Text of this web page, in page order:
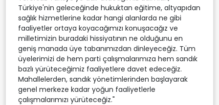
Türkiye'nin geleceğinde hukuktan eğitime, altyapıdan
sağlık hizmetlerine kadar hangi alanlarda ne gibi
faaliyetler ortaya koyacağımızı konuşacağız ve
milletimizin buradaki hissiyatının ne olduğunu en
geniş manada üye tabanımızdan dinleyeceğiz. Tüm
üyelerimizi de hem parti çalışmalarımıza hem sandık
bazlı yürüteceğimiz faaliyetlere davet edeceğiz.
Mahallelerden, sandık yönetimlerinden başlayarak
genel merkeze kadar yoğun faaliyetlerle
çalışmalarımızı yürüteceğiz."